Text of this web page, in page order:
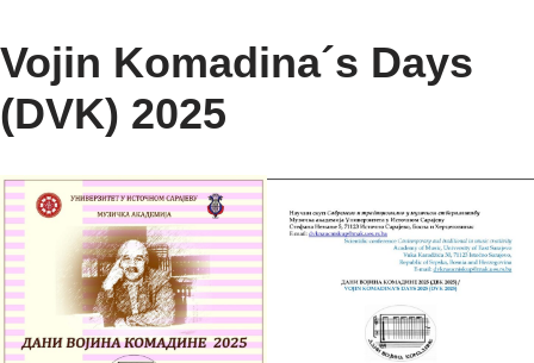
Vojin Komadina´s Days
(DVK) 2025